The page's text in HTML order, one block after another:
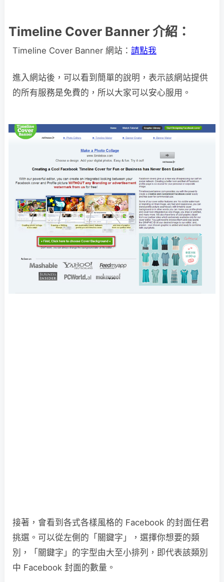
Timeline Cover Banner 介紹：
Timeline Cover Banner 網站： 請點我
進入網站後，可以看到簡單的說明，表示該網站提供
的所有服務是免費的，所以大家可以安心服用。
接著，會看到各式各樣風格的 Facebook 的封面任君
挑選。可以從左側的「關鍵字」，選擇你想要的類
別，「關鍵字」的字型由大至小排列，即代表該類別
中 Facebook 封面的數量。